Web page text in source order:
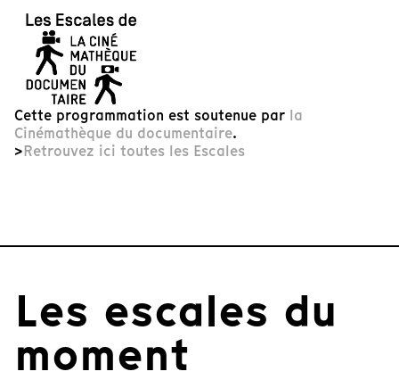
Cette programmation est soutenue par la
Cinémathèque du documentaire.
>Retrouvez ici toutes les Escales
Les escales du
moment